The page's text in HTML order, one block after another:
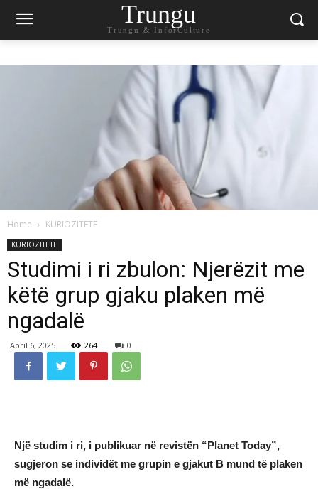
Trungu
Trungu & InforCulture
Home KURIOZITETE
KURIOZITETE
Studimi i ri zbulon: Njerëzit me
këtë grup gjaku plaken më
ngadalë
April 6, 2025 264 0
Një studim i ri, i publikuar në revistën “Planet Today”,
sugjeron se individët me grupin e gjakut B mund të plaken
më ngadalë.